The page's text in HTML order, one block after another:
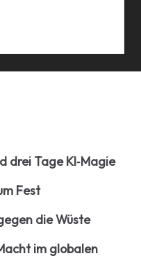
drei Tage KI‑Magie
Fest
die Wüste
im globalen